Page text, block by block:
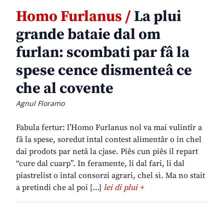
Homo Furlanus /La plui
grande bataie dal om
furlan: scombati par fâ la
spese cence dismenteâ ce
che al covente
Agnul Floramo
Fabula fertur: l’Homo Furlanus nol va mai vulintîr a
fâ la spese, soredut intal contest alimentâr o in chel
dai prodots par netâ la cjase. Piês cun piês il repart
“cure dal cuarp”. In feramente, li dal fari, li dal
piastrelist o intal consorzi agrari, chel sì. Ma no stait
a pretindi che al poi […] lei di plui +